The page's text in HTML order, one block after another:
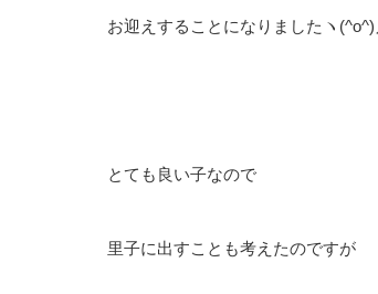
お迎えすることになりましたヽ(^o^)
とても良い子なので
里子に出すことも考えたのですが